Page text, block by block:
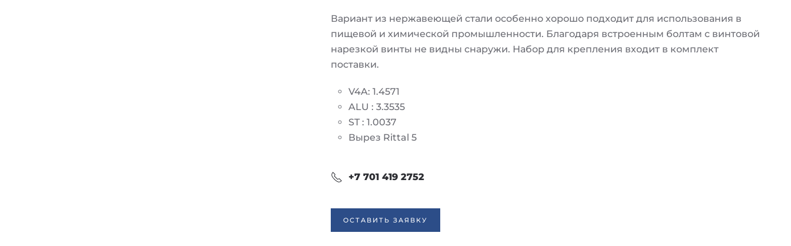
Вариант из нержавеющей стали особенно хорошо подходит для использования в
пищевой и химической промышленности. Благодаря встроенным болтам с винтовой
нарезкой винты не видны снаружи. Набор для крепления входит в комплект
поставки.
V4A: 1.4571
ALU : 3.3535
ST : 1.0037
Вырез Rittal 5
+7 701 419 2752
ОСТАВИТЬ ЗАЯВКУ